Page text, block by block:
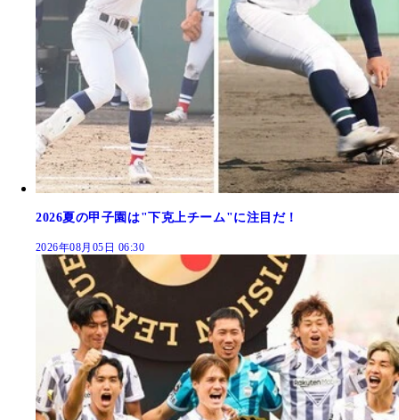
2026夏の甲子園は"下克上チーム"に注目だ！
2026年08月05日 06:30